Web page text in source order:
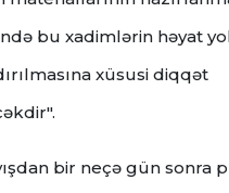
bu xadimlərin həyat
xüsusi diqqət
bir neçə gün sonra